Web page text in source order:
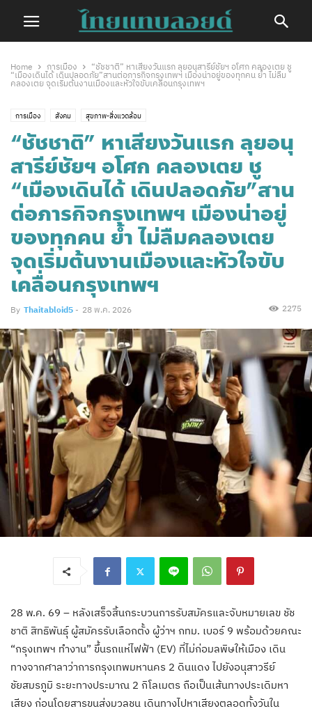
Home การเมือง
“ชัชชาติ” หาเสียงวันแรก ลุยอนุสารีย์ชัยฯ อโศก คลองเตย ชู
“เมืองเดินได้ เดินปลอดภัย”สานต่อภารกิจกรุงเทพฯ เมืองน่าอยู่ของทุกคน ย้ำ ไม่ลืม
คลองเตย จุดเริ่มต้นงานเมืองและหัวใจขับเคลื่อนกรุงเทพฯ
การเมือง สังคม สุขภาพ-สิ่งแวดล้อม
“ชัชชาติ” หาเสียงวันแรก ลุยอนุ
สารีย์ชัยฯ อโศก คลองเตย ชู
“เมืองเดินได้ เดินปลอดภัย”สาน
ต่อภารกิจกรุงเทพฯ เมืองน่าอยู่
ของทุกคน ย้ำ ไม่ลืมคลองเตย
จุดเริ่มต้นงานเมืองและหัวใจขับ
เคลื่อนกรุงเทพฯ
By Thaitabloid5 - 28 พ.ค. 2026 2275
28 พ.ค. 69 – หลังเสร็จสิ้นกระบวนการรับสมัครและจับหมายเลข ชัช
ชาติ สิทธิพันธุ์ ผู้สมัครรับเลือกตั้ง ผู้ว่าฯ กทม. เบอร์ 9 พร้อมด้วยคณะ
“กรุงเทพฯ ทำงาน” ขึ้นรถแห่ไฟฟ้า (EV) ที่ไม่ก่อมลพิษให้เมือง เดิน
ทางจากศาลาว่าการกรุงเทพมหานคร 2 ดินแดง ไปยังอนุสาวรีย์
ชัยสมรภูมิ ระยะทางประมาณ 2 กิโลเมตร ถือเป็นเส้นทางประเดิมหา
เสียง ก่อนโดยสารขนส่งมวลชน เดินทางไปหาเสียงตลอดทั้งวันใน